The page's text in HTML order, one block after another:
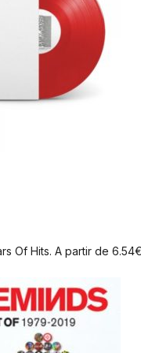
Of Hits. A partir de